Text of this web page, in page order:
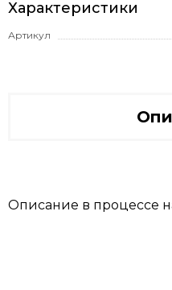
Характеристики
Артикул
Описание в процессе